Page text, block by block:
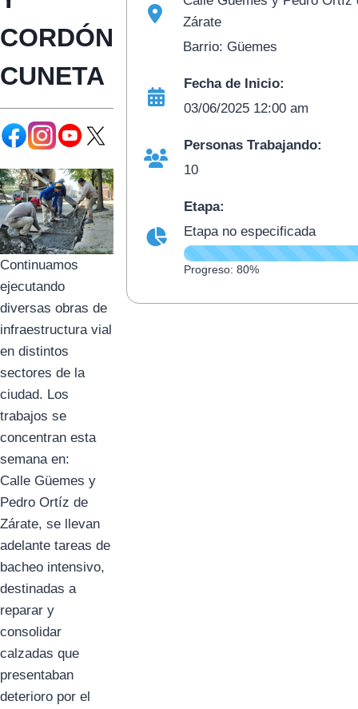
CORDÓN
CUNETA
Continuamos
ejecutando
diversas obras de
infraestructura vial
en distintos
sectores de la
ciudad. Los
trabajos se
concentran esta
semana en:
Calle Güemes y
Pedro Ortíz de
Zárate, se llevan
adelante tareas de
bacheo intensivo,
destinadas a
reparar y
consolidar
calzadas que
presentaban
deterioro por el
Zárate
Barrio: Güemes
Fecha de Inicio:
03/06/2025 12:00 am
Personas Trabajando:
10
Etapa:
Etapa no especificada
Progreso: 80%